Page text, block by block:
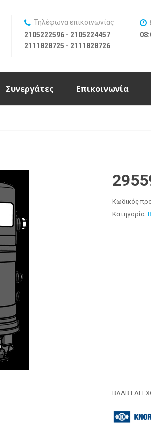
Τηλέφωνα επικοινωνίας
2105222596 - 2105224457
2111828725 - 2111828726
Συνεργάτες Επικοινωνία
Κωδικός
Κατηγορία: